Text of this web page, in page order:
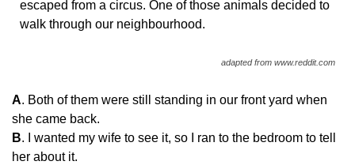
escaped from a circus. One of those animals decided to
walk through our neighbourhood.
adapted from www.reddit.com
A. Both of them were still standing in our front yard when
she came back.
B. I wanted my wife to see it, so I ran to the bedroom to tell
her about it.